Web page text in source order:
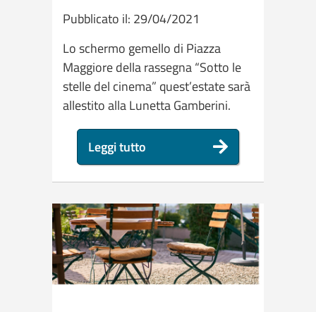
Pubblicato il: 29/04/2021
Lo schermo gemello di Piazza
Maggiore della rassegna “Sotto le
stelle del cinema” quest’estate sarà
allestito alla Lunetta Gamberini.
Leggi tutto